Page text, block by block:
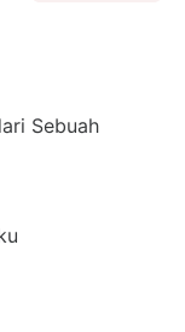
Sebuah